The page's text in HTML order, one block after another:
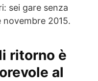
sei gare senza
2015.
ritorno è
al